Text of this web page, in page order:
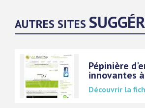
AUTRES SITES
Pépinière
innovantes
Découvrir la